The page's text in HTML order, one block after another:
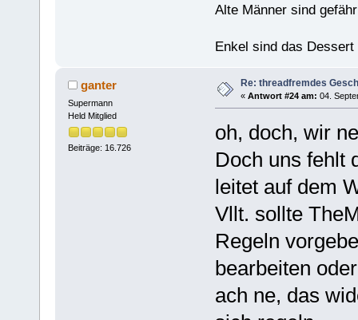
Alte Männer sind
Enkel sind das Dessert
ganter
Supermann
Held Mitglied
Beiträge: 16.726
Re: threadfremdes
« Antwort #24 am: 04.
oh, doch, wir
Doch uns fehlt
leitet auf dem
Vllt. sollte
Regeln
bearbeiten
ach ne, das